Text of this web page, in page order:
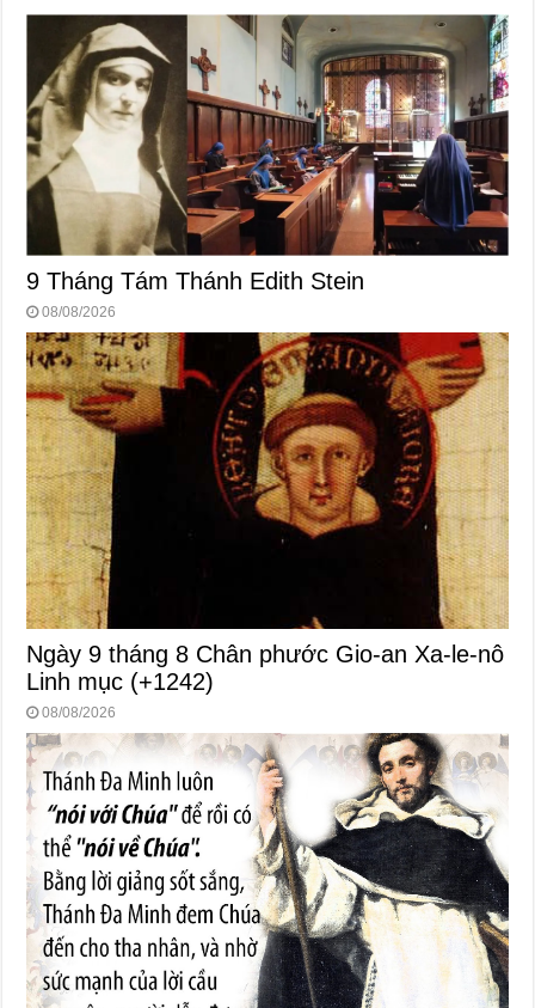
9 Tháng Tám Thánh Edith Stein
08/08/2026
Ngày 9 tháng 8 Chân phước Gio-an Xa-le-nô
Linh mục (+1242)
08/08/2026